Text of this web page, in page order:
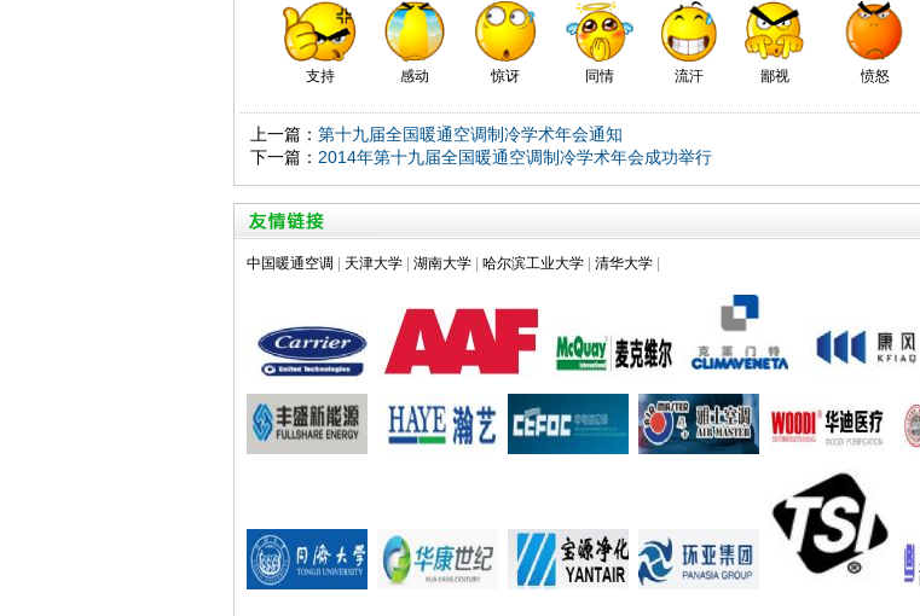
支持 感动 惊讶 同情 流汗 鄙视 愤怒
上一篇： 第十九届全国暖通空调制冷学术年会通知
下一篇： 2014年第十九届全国暖通空调制冷学术年会成功举行
中国暖通空调 天津大学 湖南大学 哈尔滨工业大学 清华大学